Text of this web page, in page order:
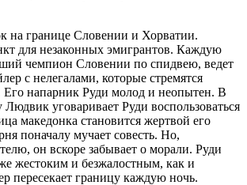
на границе Словении и Хорватии.
для незаконных эмигрантов. Каждую
чемпион Словении по спидвею, ведет
с нелегалами, которые стремятся
напарник Руди молод и неопытен. В
уговаривает Руди воспользоваться
македонка становится жертвой его
поначалу мучает совесть. Но,
он вскоре забывает о морали. Руди
жестоким и безжалостным, как и
пересекает границу каждую ночь.